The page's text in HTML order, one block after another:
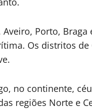
Porto,
Os distritos
no continente,
regiões Norte e